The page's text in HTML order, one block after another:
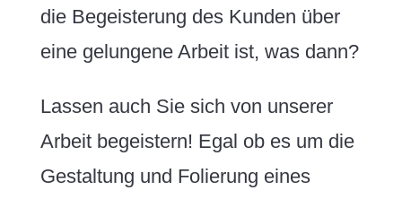
die Begeisterung des Kunden über
eine gelungene Arbeit ist, was dann?
Lassen auch Sie sich von unserer
Arbeit begeistern! Egal ob es um die
Gestaltung und Folierung eines